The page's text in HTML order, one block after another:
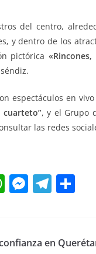
del centro,
y dentro de los
pictórica
espectáculos en
, y el Grupo
las redes
W
s
M
e
T
gr p
en